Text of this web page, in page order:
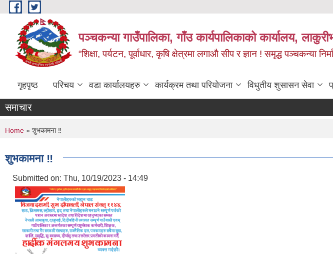
Skip to main content
पञ्‍चकन्या गाउँपालिका, गाँउ कार्यपालिकाको कार्यालय,
“शिक्षा, पर्यटन, पूर्वाधार, कृषि क्षेत्रमा लगाऔ सीप र ज्ञान ! समृद्ध पञ्‍चकन्या
गृहपृष्ठ परिचय वडा कार्यालयहरु कार्यक्रम तथा परियोजना विधुतीय शुसासन सेवा
समाचार
You are here
Home » शुभकामना ‼
शुभकामना ‼
Submitted on: Thu, 10/19/2023 - 14:49